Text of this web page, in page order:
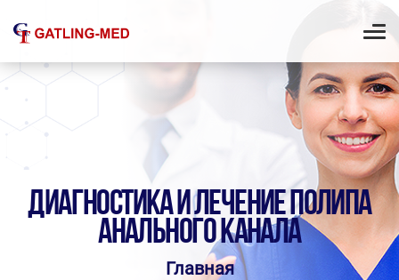
ДИАГНОСТИКА И ЛЕЧЕНИЕ ПОЛИПА
АНАЛЬНОГО КАНАЛА
Главная